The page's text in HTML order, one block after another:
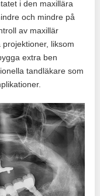
i den maxillära
och mindre på
av maxillär
liksom
extra ben
tandläkare som